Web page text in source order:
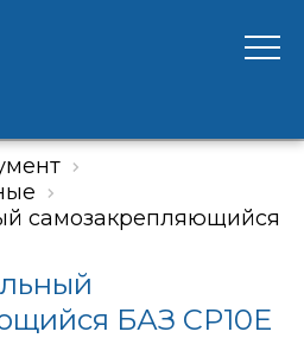
самозакрепляющийся
БАЗ CP10E